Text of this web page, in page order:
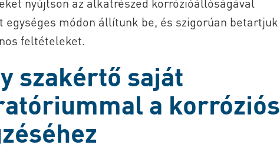
módon állítunk be, és szigorúan betartjuk
feltételeket.
szakértő saját
a korróziós